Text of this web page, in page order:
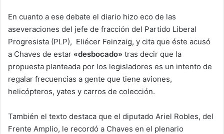
En cuanto a ese debate el diario hizo eco de las
aseveraciones del jefe de fracción del Partido Liberal
Progresista (PLP), Eliécer Feinzaig, y cita que éste acusó
a Chaves de estar «desbocado» tras decir que la
propuesta planteada por los legisladores es un intento de
regalar frecuencias a gente que tiene aviones,
helicópteros, yates y carros de colección.
También el texto destaca que el diputado Ariel Robles, del
Frente Amplio, le recordó a Chaves en el plenario